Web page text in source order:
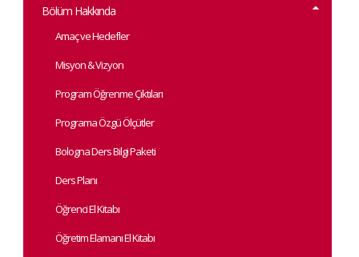
Bölüm Hakkında
Amaç ve Hedefler
Misyon & Vizyon
Program Öğrenme Çıktıları
Programa Özgü Ölçütler
Bologna Ders Bilgi Paketi
Ders Planı
Öğrenci El Kitabı
Öğretim Elamanı El Kitabı